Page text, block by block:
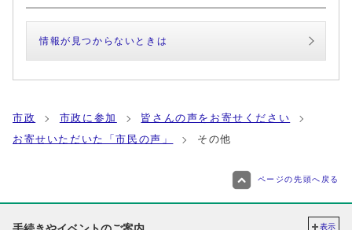
情報が見つからないときは
市政 市政に参加
皆さんの声をお寄せください
お寄せいただいた「市民の声」
その他
ページの先頭へ戻る
表示